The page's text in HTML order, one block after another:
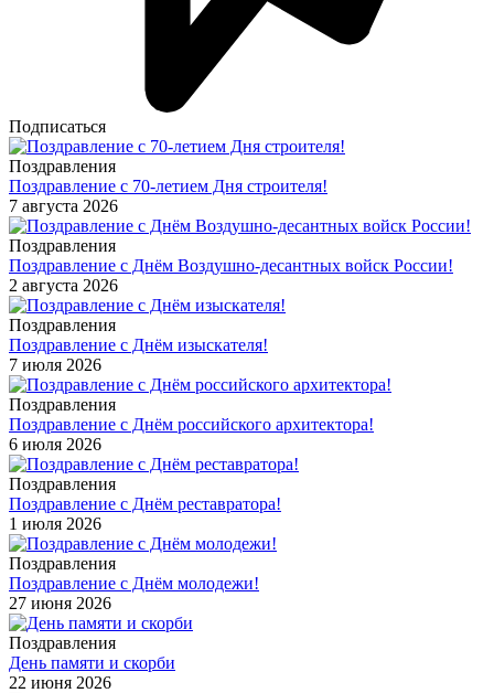
Подписаться
Поздравления
Поздравление с 70-летием Дня строителя!
7 августа 2026
Поздравления
Поздравление с Днём Воздушно-десантных войск России!
2 августа 2026
Поздравления
Поздравление с Днём изыскателя!
7 июля 2026
Поздравления
Поздравление с Днём российского архитектора!
6 июля 2026
Поздравления
Поздравление с Днём реставратора!
1 июля 2026
Поздравления
Поздравление с Днём молодежи!
27 июня 2026
Поздравления
День памяти и скорби
22 июня 2026